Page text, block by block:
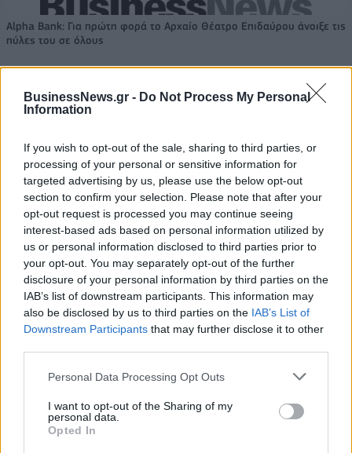
BusinessNews.gr - Do Not Process My Personal
Information
If you wish to opt-out of the sale, sharing to third parties, or
processing of your personal or sensitive information for
targeted advertising by us, please use the below opt-out
section to confirm your selection. Please note that after your
opt-out request is processed you may continue seeing
interest-based ads based on personal information utilized by
us or personal information disclosed to third parties prior to
your opt-out. You may separately opt-out of the further
disclosure of your personal information by third parties on the
IAB’s list of downstream participants. This information may
also be disclosed by us to third parties on the IAB’s List of
Downstream Participants that may further disclose it to other
Personal Data Processing Opt Outs
I want to opt-out of the Sharing of my
personal data.
Opted In
Alpha Bank: Για πρώτη φορά το Αρχαίο Θέατρο Επιδαύρου άνοιξε τις
πύλες του σε όλους
ESG Report 2025: Πώς η ΑΒ Βασιλόπουλος μετατρέπει τη
βιωσιμότητα σε καθημερινή πράξη
ΠΕΡΙΣΣΌΤΕΡΑ ΣΕ ΑΥΤΉ ΤΗΝ ΚΑΤΗΓΟΡΊΑ
απομειώνεται αργά αλλά
σταθερά"
ετοιμάζουν στην Καρδίτσα
για το "Γκίνες"